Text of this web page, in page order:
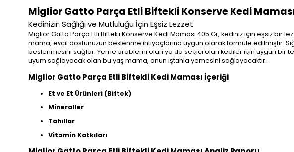
Miglior Gatto Parça Etli Biftekli Konserve Kedi
Kedinizin Sağlığı ve Mutluluğu İçin Eşsiz Lezzet
Miglior Gatto Parça Etli Biftekli Konserve Kedi Maması 405 Gr, kediniz için eşsiz
mama, evcil dostunuzun beslenme ihtiyaçlarına uygun olarak formüle edilmiştir.
beslenmesini sağlar. Yeme problemi olan ya da seçici olan kediler için uygun bir
uyum sağlayacak olan bu yaş mama, onun iştahla yemesini sağlayacaktır.
Miglior Gatto Parça Etli Biftekli Kedi Maması İçeriği
Et ve Et Ürünleri (Biftek)
Mineraller
Tahıllar
Vitamin Katkıları